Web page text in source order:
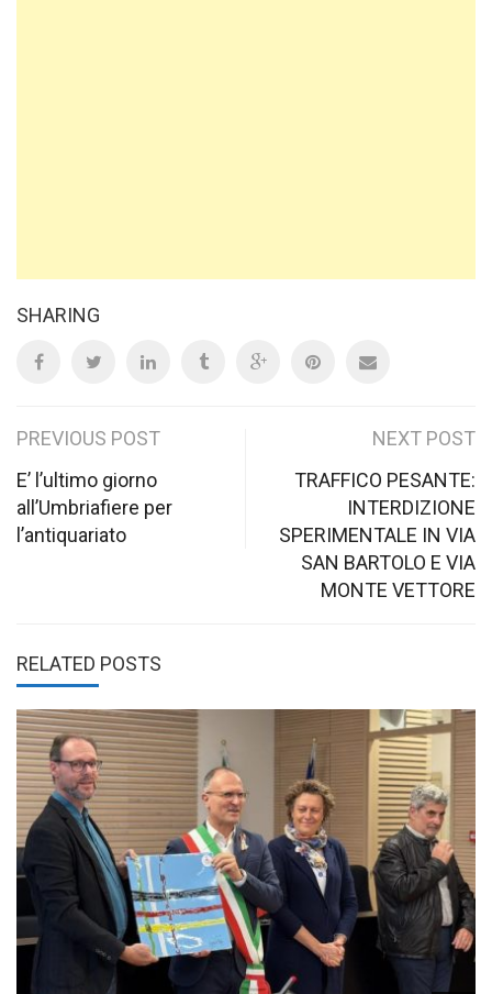
SHARING
Post
navigation
PREVIOUS POST
E’ l’ultimo giorno
all’Umbriafiere per
l’antiquariato
NEXT POST
TRAFFICO PESANTE:
INTERDIZIONE
SPERIMENTALE IN VIA
SAN BARTOLO E VIA
MONTE VETTORE
RELATED POSTS